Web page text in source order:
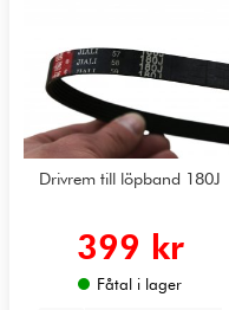
Drivrem till löpband 180J
399 kr
Fåtal i lager